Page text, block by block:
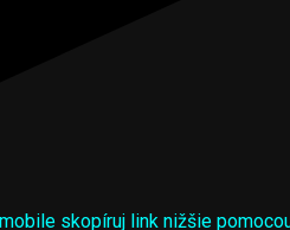
skopíruj link nižšie